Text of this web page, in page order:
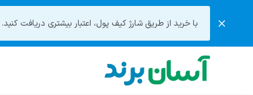
با خرید از طریق شارژ کیف پول، اعتبار بیشتری دریافت کنید.